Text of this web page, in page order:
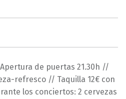
de puertas 21.30h //
refresco // Taquilla 12€ con
los conciertos: 2 cervezas